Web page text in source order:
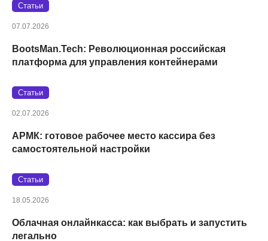
Статьи
07.07.2026
BootsMan.Tech: Революционная российская
платформа для управления контейнерами
Статьи
02.07.2026
АРМК: готовое рабочее место кассира без
самостоятельной настройки
Статьи
18.05.2026
Облачная онлайнкасса: как выбрать и запустить
легально